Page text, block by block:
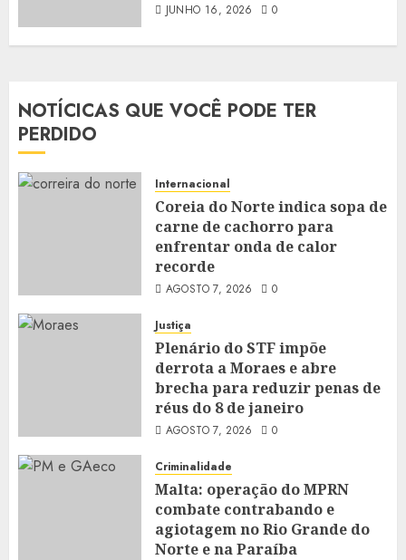
JUNHO 16, 2026 0
NOTÍCICAS QUE VOCÊ PODE TER
PERDIDO
Internacional
Coreia do Norte indica sopa de
carne de cachorro para
enfrentar onda de calor
recorde
AGOSTO 7, 2026 0
Justiça
Plenário do STF impõe
derrota a Moraes e abre
brecha para reduzir penas de
réus do 8 de janeiro
AGOSTO 7, 2026 0
Criminalidade
Malta: operação do MPRN
combate contrabando e
agiotagem no Rio Grande do
Norte e na Paraíba